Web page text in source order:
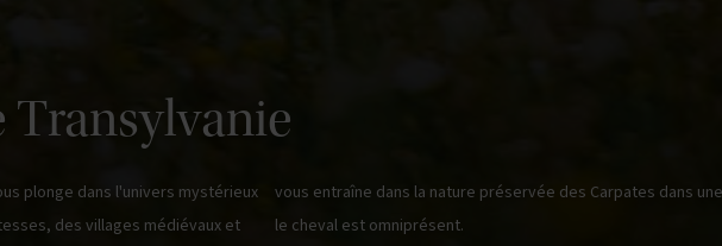
Transylvanie
plonge dans l'univers mystérieux
des villages médiévaux et
vous entraîne dans la nature préservée des Carpates dans
le cheval est omniprésent.